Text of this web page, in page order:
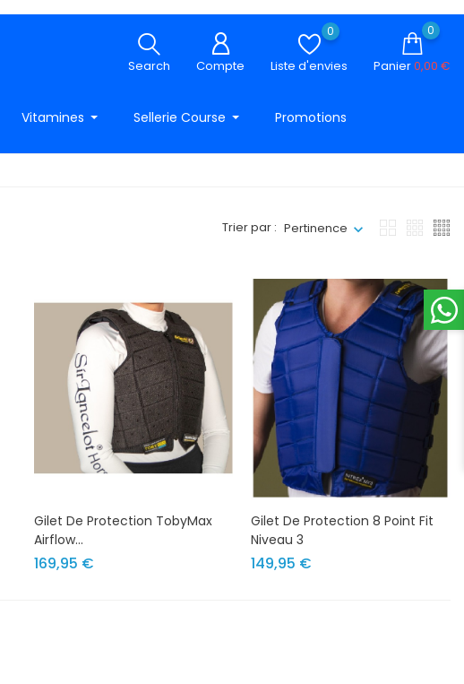
Search Compte
0
Liste d'envies
0
Panier0,00 €
Vitamines Sellerie Course Promotions
Trier par : Pertinence
Gilet De Protection TobyMax
Airflow...
169,95 €Prix
Gilet De Protection 8 Point Fit
Niveau 3
149,95 €